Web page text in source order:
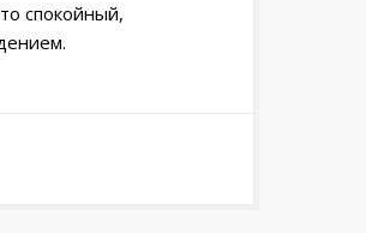
спокойный,